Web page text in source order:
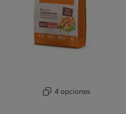
4 opciones